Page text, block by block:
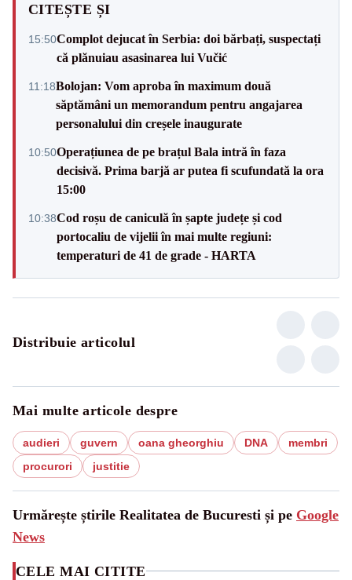
CITEȘTE ȘI
15:50Complot dejucat în Serbia: doi bărbați, suspectați
că plănuiau asasinarea lui Vučić
11:18Bolojan: Vom aproba în maximum două
săptămâni un memorandum pentru angajarea
personalului din creșele inaugurate
10:50Operațiunea de pe brațul Bala intră în faza
decisivă. Prima barjă ar putea fi scufundată la ora
15:00
10:38Cod roșu de caniculă în șapte județe și cod
portocaliu de vijelii în mai multe regiuni:
temperaturi de 41 de grade - HARTA
Distribuie articolul
Mai multe articole despre
audieri guvern oana gheorghiu DNA
membri
procurori
justitie
Urmărește știrile Realitatea de Bucuresti și pe Google
News
CELE MAI CITITE